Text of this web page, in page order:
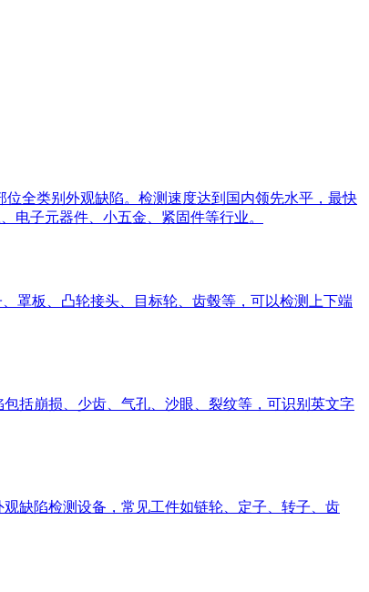
全类别外观缺陷。检测速度达到国内领先水平，最快
电子元器件、小五金、紧固件等行业。
罩板、凸轮接头、目标轮、齿毂等，可以检测上下端
括崩损、少齿、气孔、沙眼、裂纹等，可识别英文字
缺陷检测设备，常见工件如链轮、定子、转子、齿